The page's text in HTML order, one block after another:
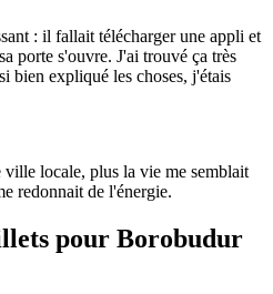
: il fallait télécharger une appli et
porte s'ouvre. J'ai trouvé ça très
bien expliqué les choses, j'étais
ville locale, plus la vie me semblait
redonnait de l'énergie.
pour Borobudur